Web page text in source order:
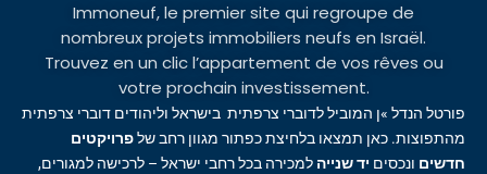
Immoneuf, le premier site qui regroupe de
nombreux projets immobiliers neufs en Israël.
Trouvez en un clic l’appartement de vos rêves ou
votre prochain investissement.
פורטל הנדל »ן המוביל לדוברי צרפתית בישראל וליהודים דוברי צרפתית
מהתפוצות. כאן תמצאו בלחיצת כפתור מגוון רחב שלפרויקטים
חדשים ונכסים יד שנייה למכירה בכל רחבי ישראל – לרכישה למגורים,